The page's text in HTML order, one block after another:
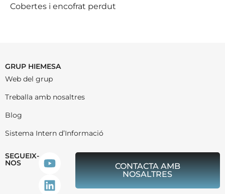
Cobertes i encofrat perdut
GRUP HIEMESA
Web del grup
Treballa amb nosaltres
Blog
Sistema Intern d’Informació
SEGUEIX-
NOS
CONTACTA AMB
NOSALTRES